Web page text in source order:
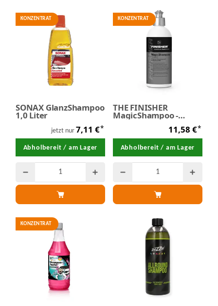
KONZENTRAT
SONAX GlanzShampoo
1,0 Liter
jetzt nur 7,11 €*
Abholbereit / am Lager
KONZENTRAT
THE FINISHER
MagicShampoo -
Pflegeshampoo 500
11,58 €*
Abholbereit / am Lager
KONZENTRAT